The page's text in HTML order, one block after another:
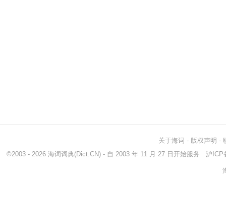
关于海词 - 版权声明 -
©2003 - 2026 海词词典(Dict.CN) - 自 2003 年 11 月 27 日开始服务 沪ICP